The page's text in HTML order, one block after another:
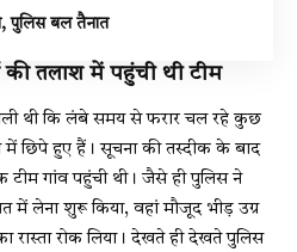
पुलिस बल तैनात
की तलाश में पहुंची थी टीम
थी कि लंबे समय से फरार चल रहे कुछ
में छिपे हुए हैं। सूचना की तस्दीक के बाद
टीम गांव पहुंची थी। जैसे ही पुलिस ने
में लेना शुरू किया, वहां मौजूद भीड़ उग्र
रास्ता रोक लिया। देखते ही देखते पुलिस